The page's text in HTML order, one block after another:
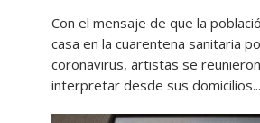
Con el mensaje de que la
casa en la cuarentena sanitaria
coronavirus, artistas se
interpretar desde sus domicilios...